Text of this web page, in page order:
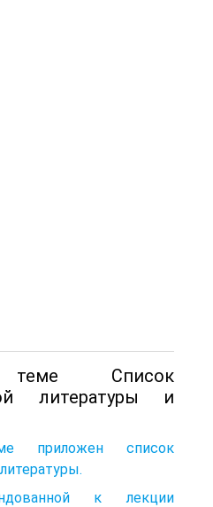
Список
литературы и
приложен список
к лекции